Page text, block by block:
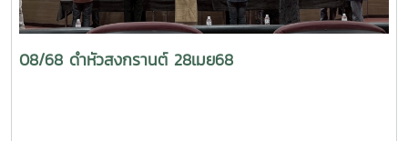
08/68 ดำหัวสงกรานต์ 28เมย68